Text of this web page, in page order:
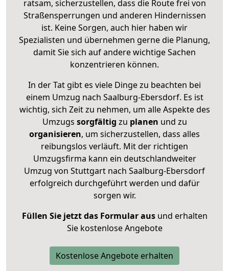
ratsam, sicherzustellen, dass die Route frei von
Straßensperrungen und anderen Hindernissen
ist. Keine Sorgen, auch hier haben wir
Spezialisten und übernehmen gerne die Planung,
damit Sie sich auf andere wichtige Sachen
konzentrieren können.
In der Tat gibt es viele Dinge zu beachten bei
einem Umzug nach Saalburg-Ebersdorf. Es ist
wichtig, sich Zeit zu nehmen, um alle Aspekte des
Umzugs sorgfältig zu planen und zu
organisieren, um sicherzustellen, dass alles
reibungslos verläuft. Mit der richtigen
Umzugsfirma kann ein deutschlandweiter
Umzug von Stuttgart nach Saalburg-Ebersdorf
erfolgreich durchgeführt werden und dafür
sorgen wir.
Füllen Sie jetzt das Formular ausund erhalten
Sie kostenlose Angebote
Kostenlose Angebote erhalten